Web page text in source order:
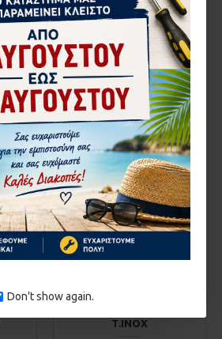
Don't show again.
8,33€
ΚΑΛΆΘΙ
Αγορά
Τ.ΙΝΟΧ